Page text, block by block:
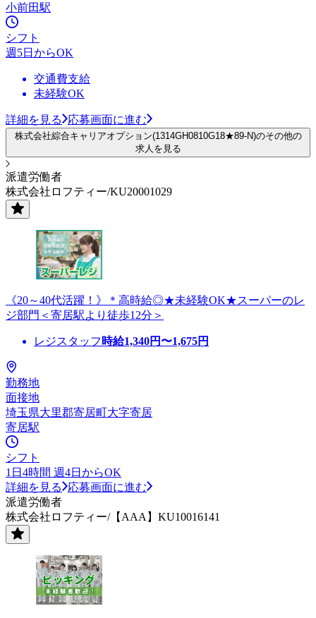
小前田駅
シフト
週5日からOK
交通費支給
未経験OK
詳細を見る 応募画面に進む
株式会社綜合キャリアオプション(1314GH0810G18★89-N)のその他の
求人を見る
派遣労働者
株式会社ロフティー/KU20001029
《20～40代活躍！》＊高時給◎★未経験OK★スーパーのレ
ジ部門＜寄居駅より徒歩12分＞
レジスタッフ 時給1,340円〜1,675円
勤務地
面接地
埼玉県大里郡寄居町大字寄居
寄居駅
シフト
1日4時間 週4日からOK
詳細を見る
応募画面に進む
派遣労働者
株式会社ロフティー/【AAA】KU10016141